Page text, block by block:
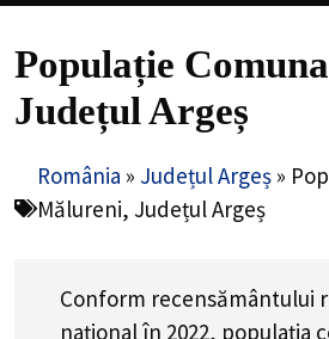
Populație
Județul Argeș
România » Județul Argeș »
Mălureni, Județul Argeș
Conform recensământului
național în 2022, populația